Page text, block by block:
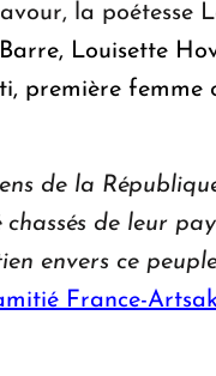
la poétesse
Louisette
première
de la
chassés de leur
envers ce
France-